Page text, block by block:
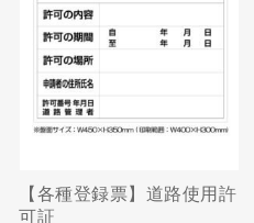
【各種登録票】道路使用許
可証